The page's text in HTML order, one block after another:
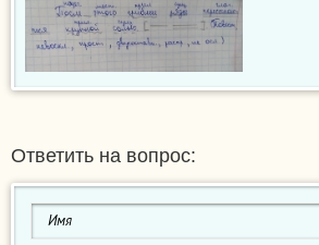
Ответить на вопрос: